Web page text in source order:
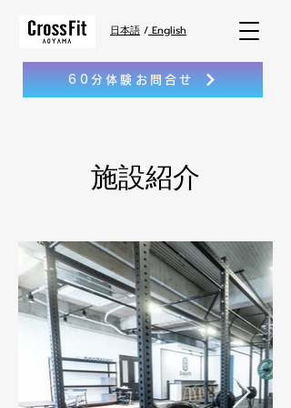
日本語 / English
60分体験お問合せ
施設紹介